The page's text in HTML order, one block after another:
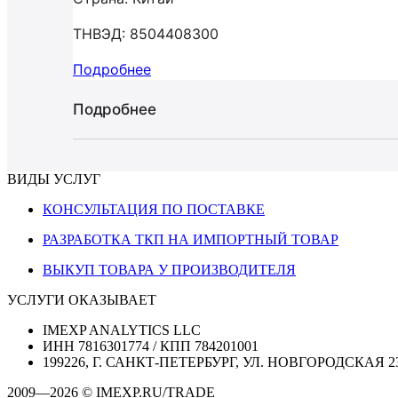
ТНВЭД: 8504408300
Подробнее
Подробнее
ВИДЫ УСЛУГ
КОНСУЛЬТАЦИЯ ПО ПОСТАВКЕ
РАЗРАБОТКА ТКП НА ИМПОРТНЫЙ ТОВАР
ВЫКУП ТОВАРА У ПРОИЗВОДИТЕЛЯ
УСЛУГИ ОКАЗЫВАЕТ
IMEXP ANALYTICS LLC
ИНН 7816301774 / КПП 784201001
199226, Г. САНКТ-ПЕТЕРБУРГ, УЛ. НОВГОРОДСКАЯ
2009—2026 © IMEXP.RU/TRADE